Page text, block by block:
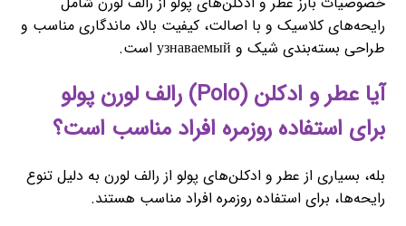
رایحه‌های کلاسیک و با اصالت، کیفیت بالا، ماندگاری مناسب و
طراحی بسته‌بندی شیک و узнаваемый است.
آیا عطر و ادکلن (Polo) رالف لورن پولو
برای استفاده روزمره افراد مناسب است؟
بله، بسیاری از عطر و ادکلن‌های پولو از رالف لورن به دلیل تنوع
رایحه‌ها، برای استفاده روزمره افراد مناسب هستند.